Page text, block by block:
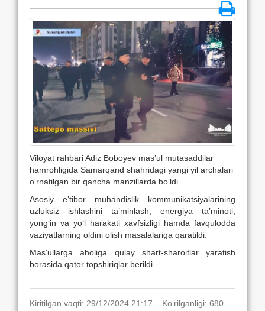
Viloyat rahbari Adiz Boboyev mas’ul mutasaddilar
hamrohligida Samarqand shahridagi yangi yil archalari
o‘rnatilgan bir qancha manzillarda bo‘ldi.
Asosiy e’tibor muhandislik kommunikatsiyalarining
uzluksiz ishlashini ta’minlash, energiya ta’minoti,
yong‘in va yo‘l harakati xavfsizligi hamda favqulodda
vaziyatlarning oldini olish masalalariga qaratildi.
Mas‘ullarga aholiga qulay shart-sharoitlar yaratish
borasida qator topshiriqlar berildi.
Kiritilgan vaqti: 29/12/2024 21:17. Ko‘rilganligi: 680